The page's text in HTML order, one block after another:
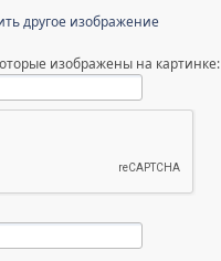
другое изображение
изображены на картинке: